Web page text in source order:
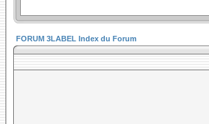
FORUM 3LABEL Index du Forum